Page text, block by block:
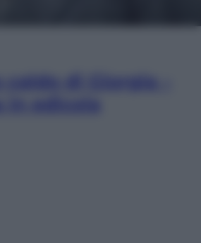
caldo di Giorgia –